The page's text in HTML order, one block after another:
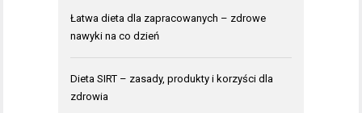
Łatwa dieta dla zapracowanych – zdrowe
nawyki na co dzień
Dieta SIRT – zasady, produkty i korzyści dla
zdrowia